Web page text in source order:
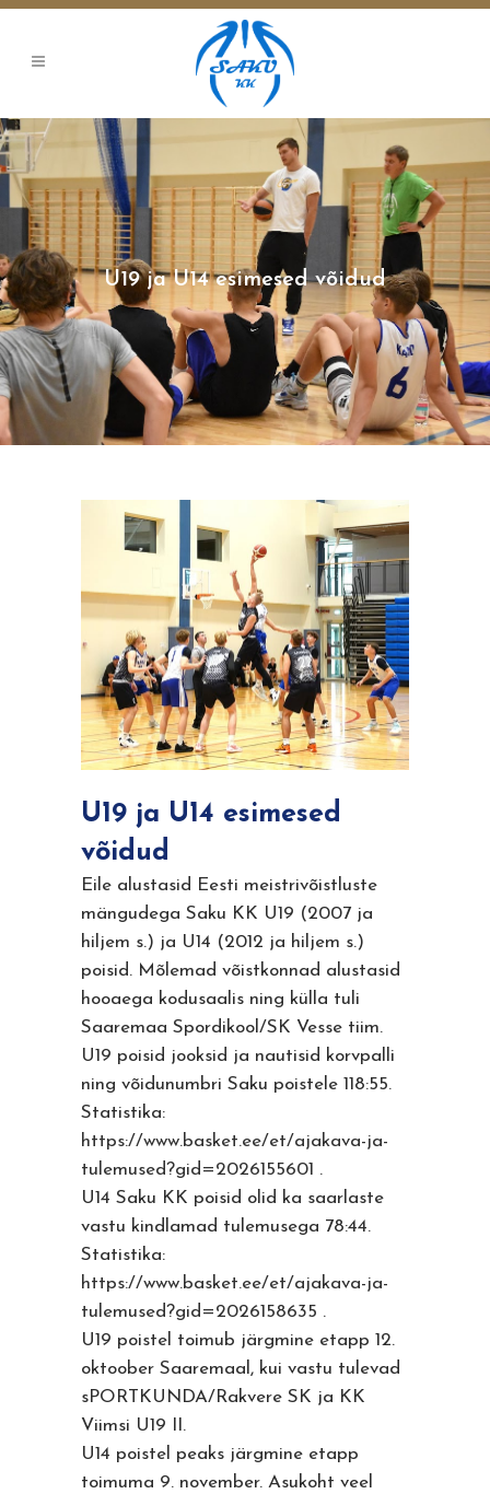
U19 ja U14 esimesed võidud
U19 ja U14 esimesed
võidud
Eile alustasid Eesti meistrivõistluste
mängudega Saku KK U19 (2007 ja
hiljem s.) ja U14 (2012 ja hiljem s.)
poisid. Mõlemad võistkonnad alustasid
hooaega kodusaalis ning külla tuli
Saaremaa Spordikool/SK Vesse tiim.
U19 poisid jooksid ja nautisid korvpalli
ning võidunumbri Saku poistele 118:55.
Statistika:
https://www.basket.ee/et/ajakava-ja-
tulemused?gid=2026155601 .
U14 Saku KK poisid olid ka saarlaste
vastu kindlamad tulemusega 78:44.
Statistika:
https://www.basket.ee/et/ajakava-ja-
tulemused?gid=2026158635 .
U19 poistel toimub järgmine etapp 12.
oktoober Saaremaal, kui vastu tulevad
sPORTKUNDA/Rakvere SK ja KK
Viimsi U19 II.
U14 poistel peaks järgmine etapp
toimuma 9. november. Asukoht veel